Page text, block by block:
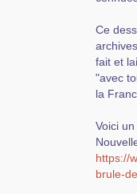
Ce
fait et
"avec
la
Voici
https://
brule-